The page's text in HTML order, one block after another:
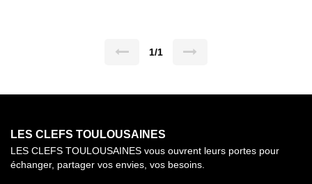
parking avec accès sécurisé. - belles prestations : parquet
48 heures maximum. Sébastien LARTIGUE LES CLEFS
1/1
LES CLEFS TOULOUSAINES
LES CLEFS TOULOUSAINES vous ouvrent leurs portes pour
échanger, partager vos envies, vos besoins.